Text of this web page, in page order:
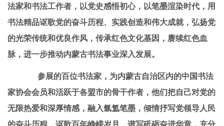
法家和书法工作者，以党史感悟初心，以笔墨渲染时代，用
书法精品讴歌党的奋斗历程、实践创造和伟大成就，弘扬党
的光荣传统和优良作风，传承红色文化基因，赓续红色血
脉，进一步推动内蒙古书法事业深入发展。
参展的百位书法家，为内蒙古自治区内的中国书法
家协会会员和活跃于各盟市的骨干作者，他们把自己对党的
无限热爱和深厚情感，融入氤氲笔墨，倾情抒写党领导人民
的奋斗历程，讴歌百年峥嵘岁月，谱写砥砺奋进华章，充分